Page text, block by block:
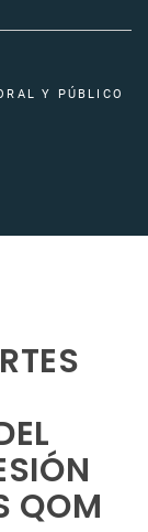
Y PÚBLICO
QOM